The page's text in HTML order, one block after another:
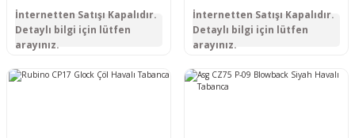
İnternetten Satışı Kapalıdır.
Detaylı bilgi için lütfen
arayınız.
İnternetten Satışı Kapalıdır.
Detaylı bilgi için lütfen
arayınız.